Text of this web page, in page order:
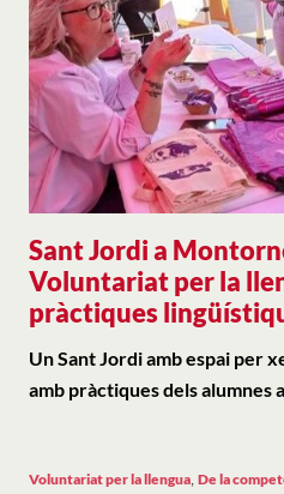
Sant Jordi a
Voluntariat per la
pràctiques
Un Sant Jordi amb espai per
amb pràctiques dels alumnes
Voluntariat per la llengua, De la